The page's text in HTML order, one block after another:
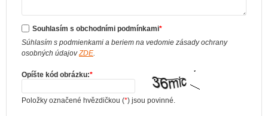
Souhlasím s obchodními podmínkami*
Súhlasím s podmienkami a beriem na vedomie zásady ochrany
osobných údajovZDE.
Opíšte kód obrázku:*
Položky označené hvězdičkou (*) jsou povinné.